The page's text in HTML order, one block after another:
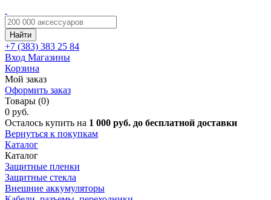
Найти
+7 (383) 383 25 84
Вход Магазины
Корзина
Мой заказ
Оформить заказ
Товары (0)
0 руб.
Осталось купить на 1 000 руб. до бесплатной доставки
Вернуться к покупкам
Каталог
Каталог
Защитные пленки
Защитные стекла
Внешние аккумуляторы